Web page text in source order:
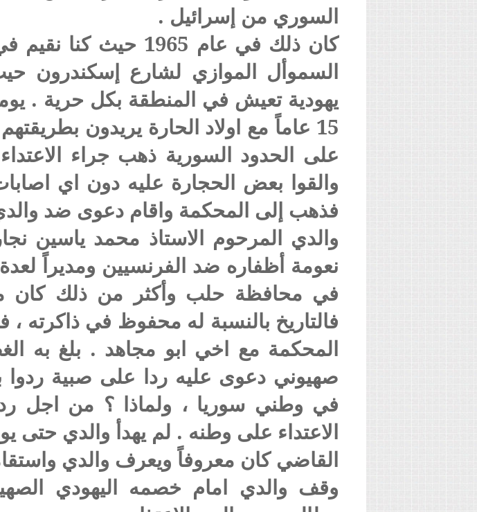
السوري من إسرائيل .
كان ذلك في عام 1965
السموأل الموازي لشارع إسكندرون
يهودية تعيش في المنطقة بكل حرية .
15 عاماً مع اولاد الحارة يريدون
على الحدود السورية ذهب جراء
والقوا بعض الحجارة عليه دون اي
فذهب إلى المحكمة واقام دعوى ضد
والدي المرحوم الاستاذ محمد ياسين
نعومة أظفاره ضد الفرنسيين ومديراً
في محافظة حلب وأكثر من ذلك كان
فالتاريخ بالنسبة له محفوظ في ذاكرته
المحكمة مع اخي ابو مجاهد . بلغ به
صهيوني دعوى عليه ردا على صبية ردوا
في وطني سوريا ، ولماذا ؟ من اجل
الاعتداء على وطنه . لم يهدأ والدي حتى
القاضي كان معروفاً ويعرف والدي
وقف والدي امام خصمه اليهودي